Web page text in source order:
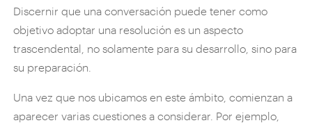
Discernir que una conversación puede tener como
objetivo adoptar una resolución es un aspecto
trascendental, no solamente para su desarrollo, sino para
su preparación.
Una vez que nos ubicamos en este ámbito, comienzan a
aparecer varias cuestiones a considerar. Por ejemplo,